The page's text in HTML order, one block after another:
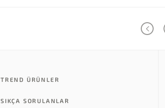
TREND ÜRÜNLER
SIKÇA SORULANLAR